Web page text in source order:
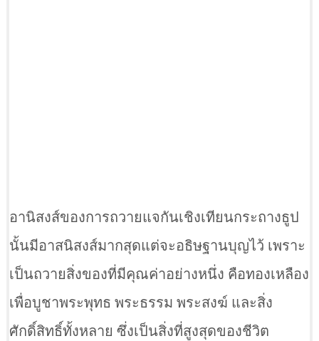
อานิสงส์ของการถวายแจกันเชิงเทียนกระถางธูป
นั้นมีอาสนิสงส์มากสุดแต่จะอธิษฐานบุญไว้ เพราะ
เป็นถวายสิ่งของที่มีคุณค่าอย่างหนึ่ง คือทองเหลือง
เพื่อบูชาพระพุทธ พระธรรม พระสงฆ์ และสิ่ง
ศักดิ์สิทธิ์ทั้งหลาย ซึ่งเป็นสิ่งที่สูงสุดของชีวิต